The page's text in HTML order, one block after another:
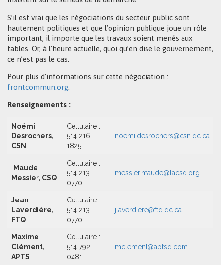
S’il est vrai que les négociations du secteur public sont
hautement politiques et que l’opinion publique joue un rôle
important, il importe que les travaux soient menés aux
tables. Or, à l’heure actuelle, quoi qu’en dise le gouvernement,
ce n’est pas le cas.
Pour plus d’informations sur cette négociation :
frontcommun.org
Renseignements :
Noémi
Desrochers,
CSN
Cellulaire :
514 216-
1825
noemi.desrochers@csn.qc.ca
Maude
Messier, CSQ
Cellulaire :
514 213-
0770
messier.maude@lacsq.org
Jean
Laverdière,
FTQ
Cellulaire :
514 213-
0770
jlaverdiere@ftq.qc.ca
Maxime
Clément,
APTS
Cellulaire :
514 792-
0481
mclement@aptsq.com